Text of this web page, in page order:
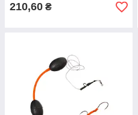
210,60 ₴